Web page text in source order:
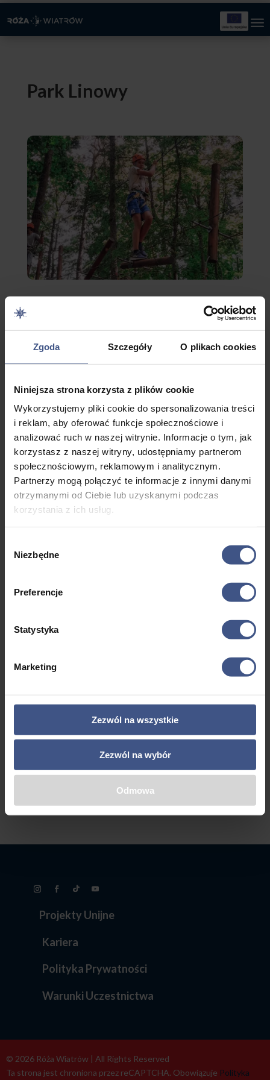
Zgoda Szczegóły O plikach cookies
Niniejsza strona korzysta z plików cookie
Wykorzystujemy pliki cookie do spersonalizowania treści
i reklam, aby oferować funkcje społecznościowe i
analizować ruch w naszej witrynie. Informacje o tym, jak
korzystasz z naszej witryny, udostępniamy partnerom
społecznościowym, reklamowym i analitycznym.
Partnerzy mogą połączyć te informacje z innymi danymi
otrzymanymi od Ciebie lub uzyskanymi podczas
korzystania z ich usług.
zgody
Niezbędne
Preferencje
Statystyka
Marketing
Zezwól na wszystkie
Zezwól na wybór
Odmowa
Park Linowy
Całodzienna wycieczka do największego parku linowego
na Mazurach to aż 70 przeszkód i 10 tyrolek pod okiem
instruktorów. Uczestnicy pokonają dwie trasy, dobrane
do wieku i możliwości. Po emocjonującej zabawie – lunch z
prowiantu i spacer po Giżycku. Transport autokarem z
ośrodka.
145,00zł
Całodzienna wycieczka do Parku Linowego –
to kolejna dawka niezapomnianych emocji. Spróbuj swoich
sił, pokonując przeszkody w największym parku linowym
na Mazurach! Łącznie 70 przeszkód i 10 tyrolek,
pod okiem wykwalifikowanych instruktorów. Uczestnik
pokona pełne dwie trasy z pięciu dostępnych
i własnych możliwości. Idealna atrakcja dla każdej grupy
po pokonaniu tras przez uczestników czeka nas przerwa
po mieściePark Linowy
Brak Wyjazdów
Nie znaleźliśmy pasujących produktów
Projekty Unijne
Kariera
Polityka Prywatności
Warunki Uczestnictwa
© 2026 Róża Wiatrów | All Rights Reserved
Ta strona jest chroniona przez reCAPTCHA. Obowiązuje Polityka